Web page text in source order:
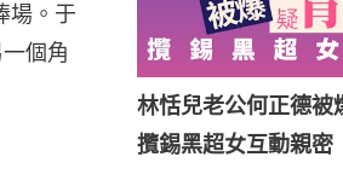
場。于
個角
林恬兒老公何正德
攬錫黑超女互動親密